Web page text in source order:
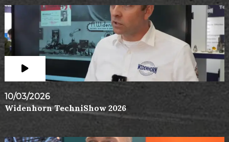
10/03/2026
Widenhorn TechniShow 2026